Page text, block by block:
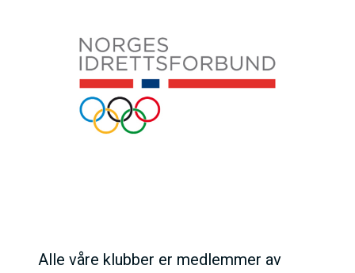
Alle våre klubber er medlemmer av